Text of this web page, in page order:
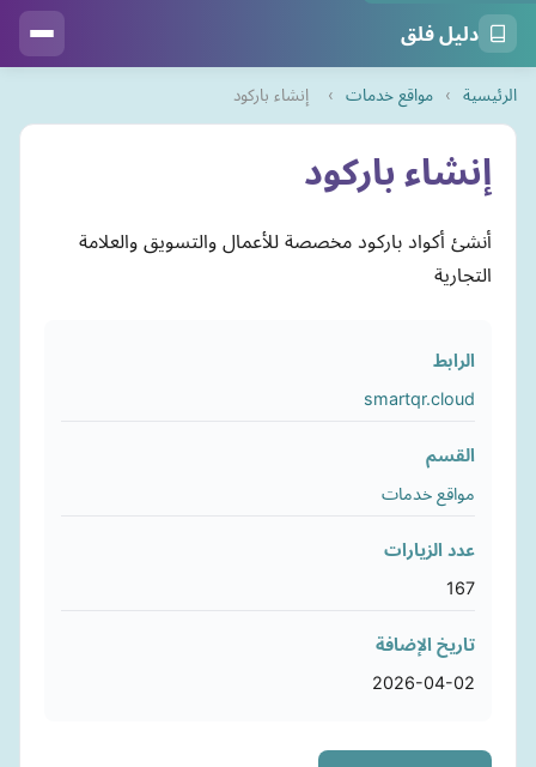
دليل فلق
الرئيسية › مواقع خدمات › إنشاء باركود
إنشاء باركود
أنشئ أكواد باركود مخصصة للأعمال والتسويق والعلامة
التجارية
الرابط
smartqr.cloud
القسم
مواقع خدمات
عدد الزيارات
167
تاريخ الإضافة
2026-04-02